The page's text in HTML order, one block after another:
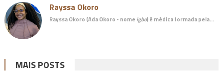
Rayssa Okoro
Rayssa Okoro (Ada Okoro - nome igbo) é médicaformada pela…
MAIS POSTS